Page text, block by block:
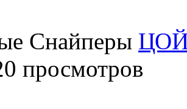
Снайперы
просмотров